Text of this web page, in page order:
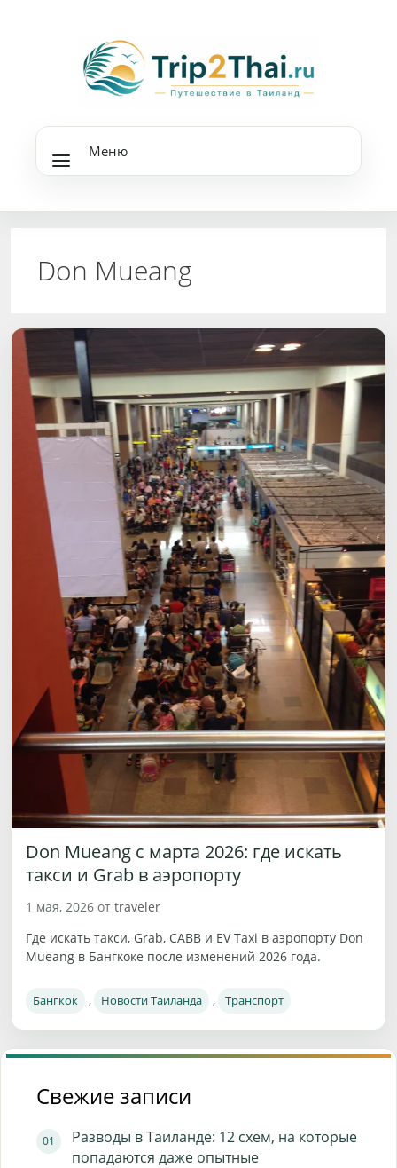
Меню
Don Mueang
Don Mueang с марта 2026: где искать
такси и Grab в аэропорту
1 мая, 2026 от traveler
Где искать такси, Grab, CABB и EV Taxi в аэропорту Don
Mueang в Бангкоке после изменений 2026 года.
Бангкок , Новости Таиланда , Транспорт
Свежие записи
Разводы в Таиланде: 12 схем, на которые
попадаются даже опытные